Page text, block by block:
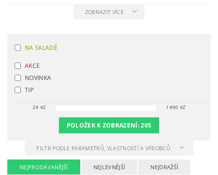
ZOBRAZIT VÍCE
NA SKLADĚ
AKCE
NOVINKA
TIP
24 Kč 1490 Kč
POLOŽEK K ZOBRAZENÍ:205
FILTR PODLE PARAMETRŮ, VLASTNOSTÍ A VÝROBCŮ
NEJPRODÁVANĚJŠÍ NEJLEVNĚJŠÍ NEJDRAŽŠÍ